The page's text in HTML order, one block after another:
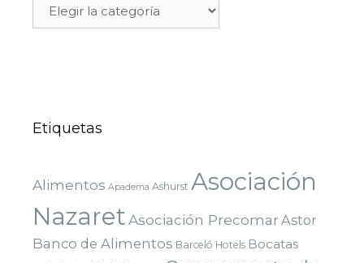
Etiquetas
Alimentos Apadema Ashurst Asociación
NazaretAsociación PrecomarAstor
Banco de Alimentos Barceló Hotels Bocatas